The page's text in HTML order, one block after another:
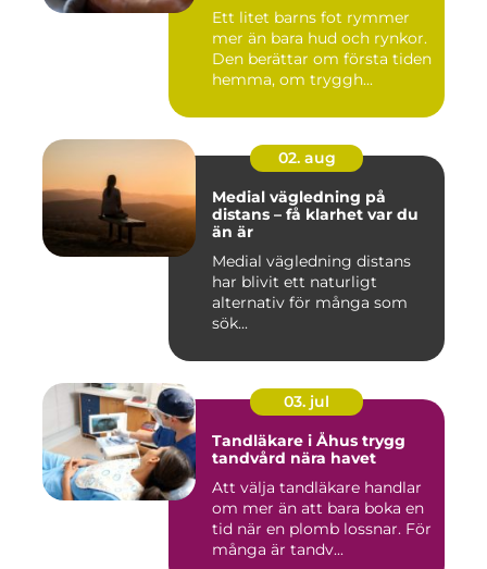
Ett litet barns fot rymmer
mer än bara hud och rynkor.
Den berättar om första tiden
hemma, om tryggh...
02. aug
Medial vägledning på
distans – få klarhet var du
än är
Medial vägledning distans
har blivit ett naturligt
alternativ för många som
sök...
03. jul
Tandläkare i Åhus trygg
tandvård nära havet
Att välja tandläkare handlar
om mer än att bara boka en
tid när en plomb lossnar. För
många är tandv...